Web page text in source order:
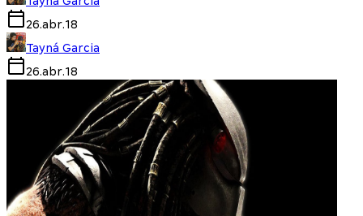
26.abr.18
Tayná Garcia
26.abr.18